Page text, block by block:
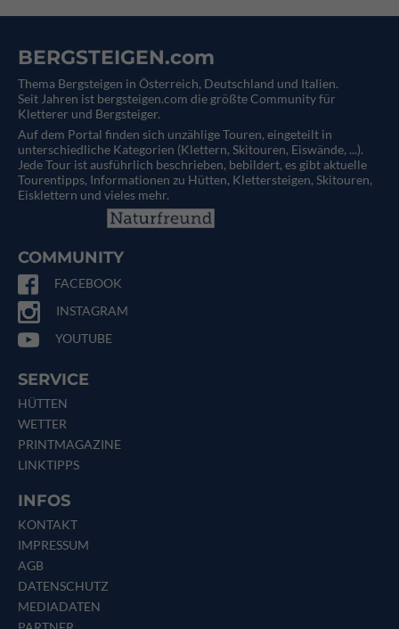
BERGSTEIGEN.com
Thema Bergsteigen in Österreich, Deutschland und Italien.
Seit Jahren ist bergsteigen.com die größte Community für
Kletterer und Bergsteiger.
Auf dem Portal finden sich unzählige Touren, eingeteilt in
unterschiedliche Kategorien (Klettern, Skitouren, Eiswände, ...).
Jede Tour ist ausführlich beschrieben, bebildert, es gibt aktuelle
Tourentipps, Informationen zu Hütten, Klettersteigen, Skitouren,
Eisklettern und vieles mehr.
COMMUNITY
FACEBOOK
INSTAGRAM
YOUTUBE
SERVICE
HÜTTEN
WETTER
PRINTMAGAZINE
LINKTIPPS
INFOS
KONTAKT
IMPRESSUM
AGB
DATENSCHUTZ
MEDIADATEN